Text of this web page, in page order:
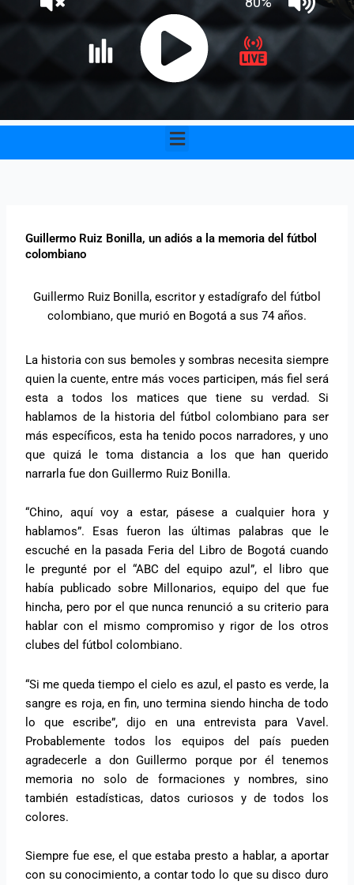
Menu
Guillermo Ruiz Bonilla, un adiós a la memoria del fútbol
colombiano
Guillermo Ruiz Bonilla, escritor y estadígrafo del fútbol
colombiano, que murió en Bogotá a sus 74 años.
La historia con sus bemoles y sombras necesita siempre
quien la cuente, entre más voces participen, más fiel será
esta a todos los matices que tiene su verdad. Si
hablamos de la historia del fútbol colombiano para ser
más específicos, esta ha tenido pocos narradores, y uno
que quizá le toma distancia a los que han querido
narrarla fue don Guillermo Ruiz Bonilla.
“Chino, aquí voy a estar, pásese a cualquier hora y
hablamos”. Esas fueron las últimas palabras que le
escuché en la pasada Feria del Libro de Bogotá cuando
le pregunté por el “ABC del equipo azul”, el libro que
había publicado sobre Millonarios, equipo del que fue
hincha, pero por el que nunca renunció a su criterio para
hablar con el mismo compromiso y rigor de los otros
clubes del fútbol colombiano.
“Si me queda tiempo el cielo es azul, el pasto es verde, la
sangre es roja, en fin, uno termina siendo hincha de todo
lo que escribe”, dijo en una entrevista para Vavel.
Probablemente todos los equipos del país pueden
agradecerle a don Guillermo porque por él tenemos
memoria no solo de formaciones y nombres, sino
también estadísticas, datos curiosos y de todos los
colores.
Siempre fue ese, el que estaba presto a hablar, a aportar
con su conocimiento, a contar todo lo que su disco duro